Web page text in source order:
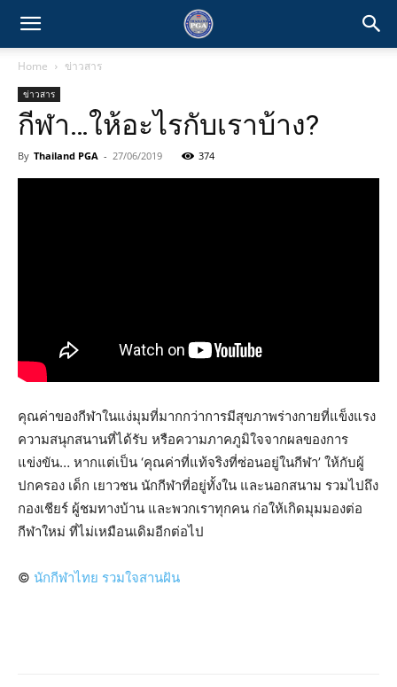
Home ข่าวสาร
ข่าวสาร
กีฬา…ให้อะไรกับเราบ้าง?
By Thailand PGA - 27/06/2019 374
คุณค่าของกีฬาในแง่มุมที่มากกว่าการมีสุขภาพร่างกายที่แข็งแรง
ความสนุกสนานที่ได้รับ หรือความภาคภูมิใจจากผลของการ
แข่งขัน… หากแต่เป็น ‘คุณค่าที่แท้จริงที่ซ่อนอยู่ในกีฬา’ ให้กับผู้
ปกครอง เด็ก เยาวชน นักกีฬาที่อยู่ทั้งใน และนอกสนาม รวมไปถึง
กองเชียร์ ผู้ชมทางบ้าน และพวกเราทุกคน ก่อให้เกิดมุมมองต่อ
กีฬาใหม่ ที่ไม่เหมือนเดิมอีกต่อไป
© นักกีฬาไทย รวมใจสานฝัน